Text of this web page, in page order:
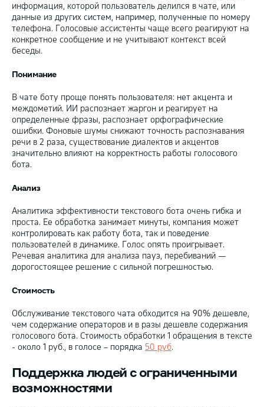
информация, которой пользователь делился в чате, или
данные из других систем, например, полученные по номеру
телефона. Голосовые ассистенты чаще всего реагируют на
конкретное сообщение и не учитывают контекст всей
беседы.
Понимание
В чате боту проще понять пользователя: нет акцента и
междометий. ИИ распознает жаргон и реагирует на
определенные фразы, распознает орфографические
ошибки. Фоновые шумы снижают точность распознавания
речи в 2 раза, существование диалектов и акцентов
значительно влияют на корректность работы голосового
бота.
Анализ
Аналитика эффективности текстового бота очень гибка и
проста. Ее обработка занимает минуты, компания может
контролировать как работу бота, так и поведение
пользователей в динамике. Голос опять проигрывает.
Речевая аналитика для анализа пауз, перебиваний —
дорогостоящее решение с сильной погрешностью.
Стоимость
Обслуживание текстового чата обходится на 90% дешевле,
чем содержание операторов и в разы дешевле содержания
голосового бота. Стоимость обработки 1 обращения в тексте
- около 1 руб., в голосе – порядка 50 руб.
Поддержка людей с ограниченными
возможностями